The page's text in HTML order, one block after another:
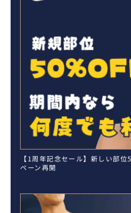
【1周年記念セール】新しい部
ペーン再開